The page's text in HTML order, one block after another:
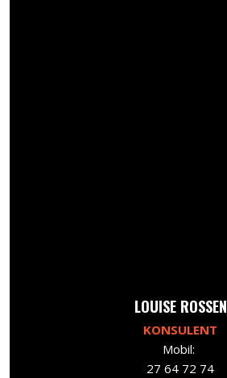
​LOUISE ROSSEN
KONSULENT
Mobil:
27 64 72 74